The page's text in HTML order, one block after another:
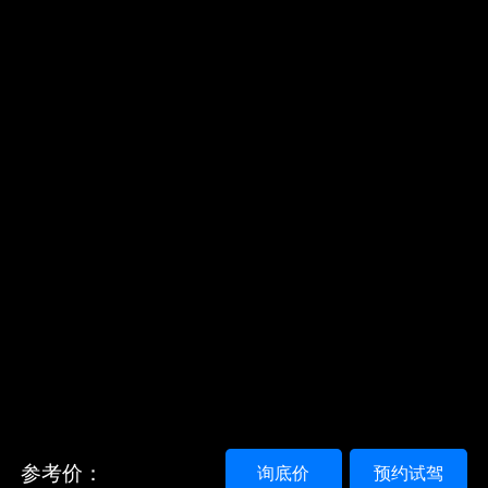
参考价： 预约试驾
询底价